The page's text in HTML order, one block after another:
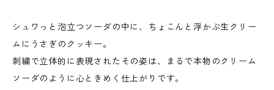
シュワっと泡立つソーダの中に、ちょこんと浮かぶ生クリー
ムにうさぎのクッキー。
刺繍で立体的に表現されたその姿は、まるで本物のクリーム
ソーダのように心ときめく仕上がりです。